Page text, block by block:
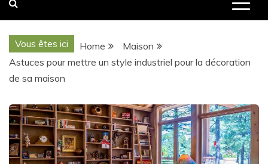
Vous êtes ici Home
Maison
Astuces pour mettre un style industriel pour la décoration
de sa maison